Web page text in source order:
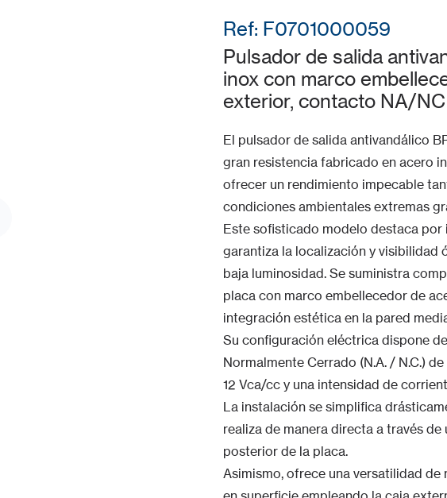
Ref: F0701000059
Pulsador de salida
inox con marco
exterior, contacto NA/
El pulsador de salida antivandálico
gran resistencia fabricado en acero
ofrecer un rendimiento impecable
condiciones ambientales extremas
Este sofisticado modelo destaca por
garantiza la localización y visibilidad
baja luminosidad. Se suministra
placa con marco embellecedor de
integración estética en la pared
Su configuración eléctrica dispone
Normalmente Cerrado (N.A. / N.C.)
12 Vca/cc y una intensidad de
La instalación se simplifica
realiza de manera directa a través
posterior de la placa.
Asimismo, ofrece una versatilidad